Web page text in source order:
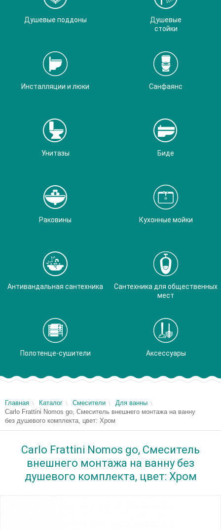
Душевые поддоны
Душевые
стойки
Инсталляции и люки Санфаянс
Унитазы Биде
Раковины Кухонные мойки
Антивандальная сантехника
Сантехника для общественных
мест
Полотенце-сушители Аксессуары
Главная Каталог Смесители
Для ванны
Carlo Frattini Nomos go, Смеситель внешнего монтажа на ванну
без душевого комплекта, цвет: Хром
Carlo Frattini Nomos go, Смеситель
внешнего монтажа на ванну без
душевого комплекта, цвет: Хром